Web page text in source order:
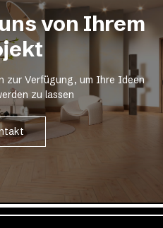
von Ihrem
zur Verfügung, um Ihre Ideen
zu lassen